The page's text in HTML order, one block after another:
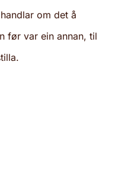
handlar om det å
før var ein annan, til